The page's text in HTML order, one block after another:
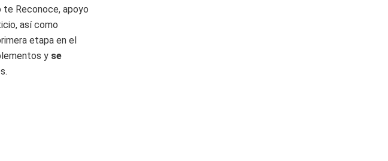
te Reconoce, apoyo
así como
etapa en el
y se